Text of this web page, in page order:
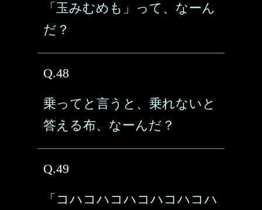
「玉みむめも」って、なーん
だ？
Q.48
乗ってと言うと、乗れないと
答える布、なーんだ？
Q.49
「コハコハコハコハコハコハ